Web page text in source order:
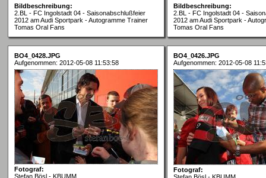
Bildbeschreibung:
2.BL - FC Ingolstadt 04 - Saisonabschlußfeier
2012 am Audi Sportpark - Autogramme Trainer
Tomas Oral Fans
Bildbeschreibung:
2.BL - FC Ingolstadt 04 -
2012 am Audi Sportpark -
Tomas Oral Fans
BO4_0428.JPG
Aufgenommen: 2012-05-08 11:53:58
Fotograf:
Stefan Bösl - KBUMM
BO4_0426.JPG
Aufgenommen: 2012-05-08
Fotograf: